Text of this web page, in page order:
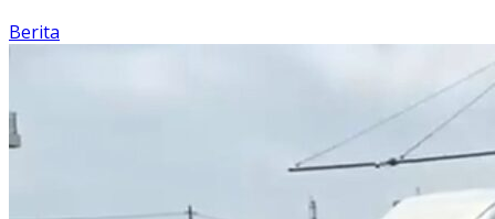
Berita